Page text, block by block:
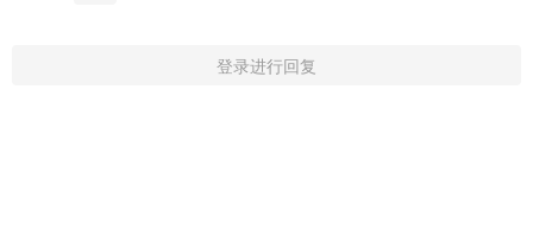
登录进行回复